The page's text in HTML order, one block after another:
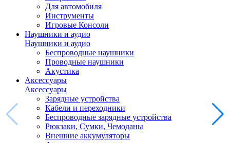
Для автомобиля
Инструменты
Игровые Консоли
Наушники и аудио
Наушники и аудио
Беспроводные наушники
Проводные наушники
Акустика
Аксессуары
Аксессуары
Зарядные устройства
Кабели и переходники
Беспроводные зарядные устройства
Рюкзаки, Сумки, Чемоданы
Внешние аккумуляторы